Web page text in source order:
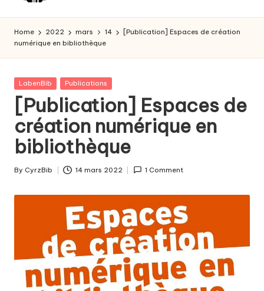
L
a
b
e
n
b
i
b
Fablab
peuvent
fabriquer
ensemble
?
Home 2022 mars 14
[Publication] Espaces de création
numérique en bibliothèque
Posted
LabenBib Publications
[Publication] Espaces de
création numérique en
bibliothèque
Posted
By CyrzBib 14 mars 2022 1 Comment